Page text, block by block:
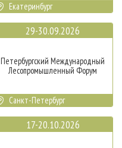
Екатеринбург
29-30.09.2026
Петербургский Международный
Лесопромышленный Форум
Санкт-Петербург
17-20.10.2026